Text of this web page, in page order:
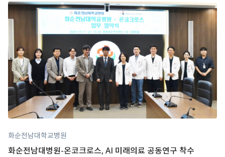
화순전남대학교병원
화순전남대병원-온코크로스, AI 미래의료 공동연구 착수